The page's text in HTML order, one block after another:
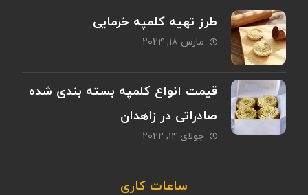
طرز تهیه کلمپه خرمایی
مارس ۱۸, ۲۰۲۴
قیمت انواع کلمپه بسته بندی شده
صادراتی در زاهدان
جولای ۱۴, ۲۰۲۲
ساعات کاری